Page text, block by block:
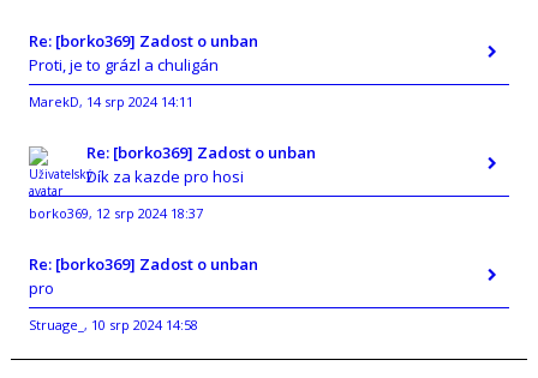
Re: [borko369] Zadost o unban
Proti, je to grázl a chuligán
MarekD, 14 srp 2024 14:11
Re: [borko369] Zadost o unban
Dík za kazde pro hosi
borko369, 12 srp 2024 18:37
Re: [borko369] Zadost o unban
pro
Struage_ , 10 srp 2024 14:58